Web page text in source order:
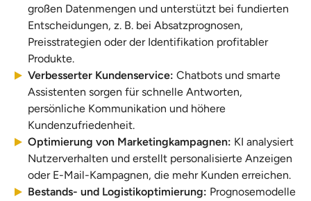
großen Datenmengen und unterstützt bei fundierten
Entscheidungen, z. B. bei Absatzprognosen,
Preisstrategien oder der Identifikation profitabler
Produkte.
Verbesserter Kundenservice: Chatbots und smarte
Assistenten sorgen für schnelle Antworten,
persönliche Kommunikation und höhere
Kundenzufriedenheit.
Optimierung von Marketingkampagnen: KI analysiert
Nutzerverhalten und erstellt personalisierte Anzeigen
oder E-Mail-Kampagnen, die mehr Kunden erreichen.
Bestands- und Logistikoptimierung: Prognosemodelle